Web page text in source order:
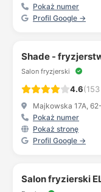
Pokaż numer
Profil Google →
Shade -
Salon fryzjerski
4.6
Majkowska 17A,
Pokaż numer
Pokaż stronę
Profil Google →
Salon fryzierski